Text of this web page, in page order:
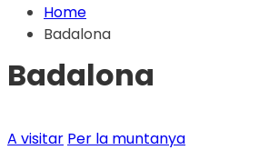
Home
Badalona
Badalona
A visitar Per la muntanya